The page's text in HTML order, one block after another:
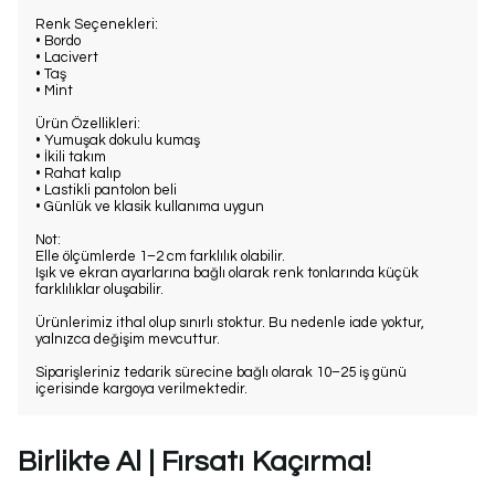
Renk Seçenekleri:
• Bordo
• Lacivert
• Taş
• Mint
Ürün Özellikleri:
• Yumuşak dokulu kumaş
• İkili takım
• Rahat kalıp
• Lastikli pantolon beli
• Günlük ve klasik kullanıma uygun
Not:
Elle ölçümlerde 1–2 cm farklılık olabilir.
Işık ve ekran ayarlarına bağlı olarak renk tonlarında küçük
farklılıklar oluşabilir.
Ürünlerimiz ithal olup sınırlı stoktur. Bu nedenle iade yoktur,
yalnızca değişim mevcuttur.
Siparişleriniz tedarik sürecine bağlı olarak 10–25 iş günü
içerisinde kargoya verilmektedir.
Birlikte Al | Fırsatı Kaçırma!